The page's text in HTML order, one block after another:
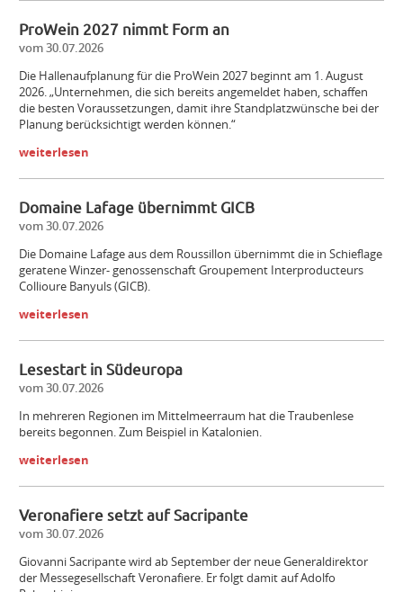
ProWein 2027 nimmt Form an
vom 30.07.2026
Die Hallenaufplanung für die ProWein 2027 beginnt am 1. August
2026. „Unternehmen, die sich bereits angemeldet haben, schaffen
die besten Voraussetzungen, damit ihre Standplatzwünsche bei der
Planung berücksichtigt werden können.“
weiterlesen
Domaine Lafage übernimmt GICB
vom 30.07.2026
Die Domaine Lafage aus dem Roussillon übernimmt die in Schieflage
geratene Winzer- genossenschaft Groupement Interproducteurs
Collioure Banyuls (GICB).
weiterlesen
Lesestart in Südeuropa
vom 30.07.2026
In mehreren Regionen im Mittelmeerraum hat die Traubenlese
bereits begonnen. Zum Beispiel in Katalonien.
weiterlesen
Veronafiere setzt auf Sacripante
vom 30.07.2026
Giovanni Sacripante wird ab September der neue Generaldirektor
der Messegesellschaft Veronafiere. Er folgt damit auf Adolfo
Mitarbeiter (m/w/d) Vinothek
Senior Brand Builder (m/w/d)